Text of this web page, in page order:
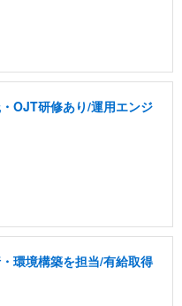
OJT研修あり/運用エンジ
環境構築を担当/有給取得